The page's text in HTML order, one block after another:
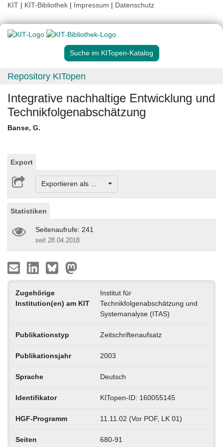
KIT | KIT-Bibliothek | Impressum | Datenschutz
Suche im KITopen-Katalog
Repository KITopen
Integrative nachhaltige Entwicklung und
Technikfolgenabschätzung
Banse, G.
Export
Exportieren als ...
Statistiken
Seitenaufrufe: 241
seit 28.04.2018
Zugehörige
Institution(en) am KIT
Institut für
Technikfolgenabschätzung und
Systemanalyse (ITAS)
Publikationstyp Zeitschriftenaufsatz
Publikationsjahr 2003
Sprache Deutsch
Identifikator KITopen-ID: 160055145
HGF-Programm 11.11.02 (Vor POF, LK 01)
Seiten 680-91